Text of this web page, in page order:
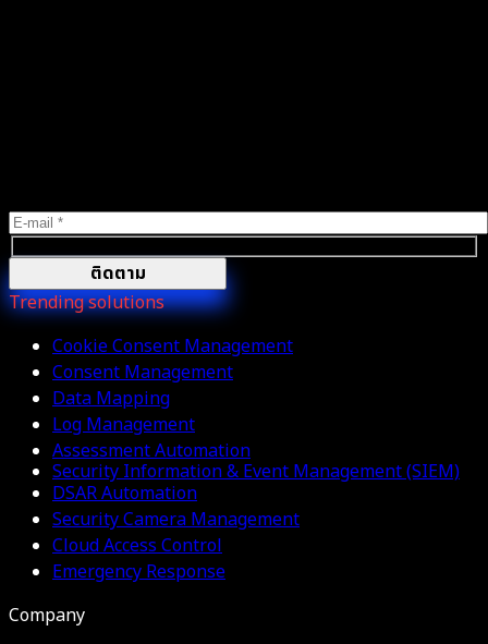
Trending solutions
Cookie Consent Management
Consent Management
Data Mapping
Log Management
Assessment Automation
Security Information & Event Management (SIEM)
DSAR Automation
Security Camera Management
Cloud Access Control
Emergency Response
Company